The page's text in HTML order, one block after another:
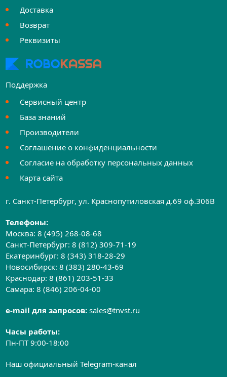
Доставка
Возврат
Реквизиты
Поддержка
Сервисный центр
База знаний
Производители
Соглашение о конфиденциальности
Согласие на обработку персональных данных
Карта сайта
г. Санкт-Петербург, ул. Краснопутиловская д.69 оф.306B
Телефоны:
Москва:8 (495) 268-08-68
Санкт-Петербург:8 (812) 309-71-19
Екатеринбург:8 (343) 318-28-29
Новосибирск:8 (383) 280-43-69
Краснодар:8 (861) 203-51-33
Самара:8 (846) 206-04-00
e-mail для запросов:sales@tnvst.ru
Часы работы:
Пн-ПТ 9:00-18:00
Наш официальный Telegram-канал